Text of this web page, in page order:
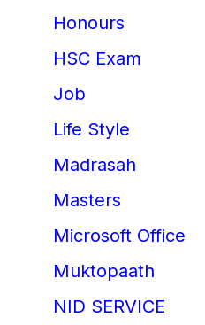
Honours
HSC Exam
Job
Life Style
Madrasah
Masters
Microsoft Office
Muktopaath
NID SERVICE